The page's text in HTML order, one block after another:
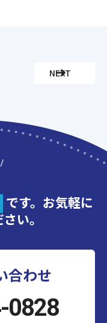
NEXT
です。お気軽に
い。
合わせ
0828